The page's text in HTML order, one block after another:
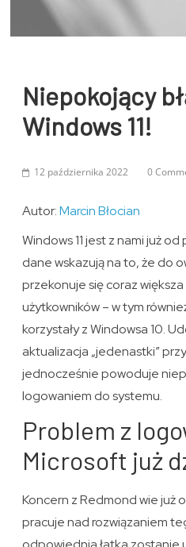
Niepokojący
Windows 11!
12 października 2022 0
Autor:Marcin Błocian
Windows 11 jest z nami już
dane wskazują na to, że do
przekonuje się coraz
użytkowników – w tym
korzystały z Windowsa 10.
aktualizacja „jedenastki”
jednocześnie powoduje
logowaniem do systemu.
Problem z
Microsoft już
Koncern z Redmond wie już
pracuje nad rozwiązaniem